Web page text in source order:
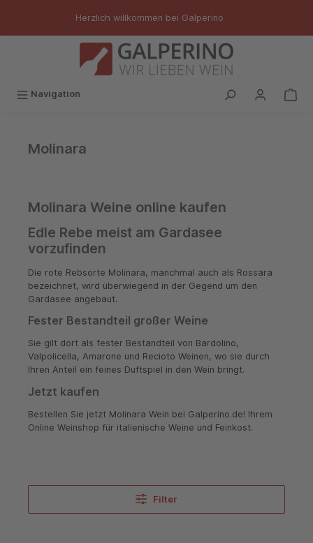
Herzlich willkommen bei Galperino
Navigation
Molinara
Molinara Weine online kaufen
Edle Rebe meist am Gardasee
vorzufinden
Die rote Rebsorte Molinara, manchmal auch als Rossara
bezeichnet, wird überwiegend in der Gegend um den
Gardasee angebaut.
Fester Bestandteil großer Weine
Sie gilt dort als fester Bestandteil von Bardolino,
Valpolicella, Amarone und Recioto Weinen, wo sie durch
Ihren Anteil ein feines Duftspiel in den Wein bringt.
Jetzt kaufen
Bestellen Sie jetzt Molinara Wein bei Galperino.de! Ihrem
Online Weinshop für italienische Weine und Feinkost.
Filter